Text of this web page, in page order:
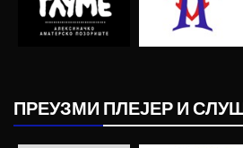
ПРЕУЗМИ ПЛЕЈЕР И